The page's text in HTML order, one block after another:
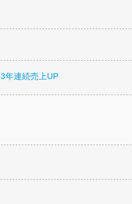
3年連続売上UP